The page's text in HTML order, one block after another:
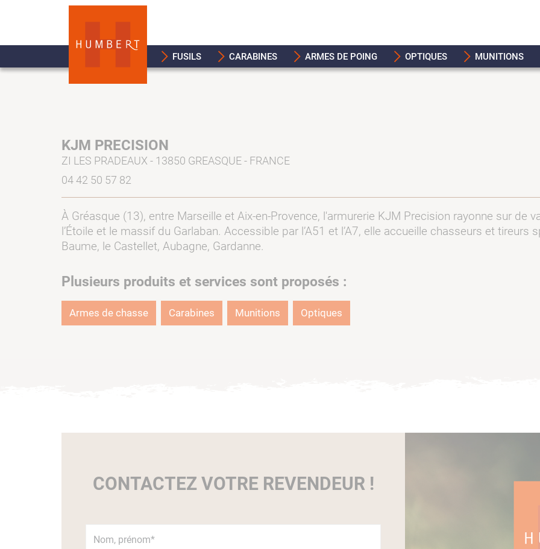
FUSILS CARABINES ARMES DE POING OPTIQUES MUNITIONS
KJM PRECISION
ZI LES PRADEAUX - 13850 GREASQUE - FRANCE
04 42 50 57 82
À Gréasque (13), entre Marseille et Aix-en-Provence, l'armurerie KJM Precision rayonne sur de
l’Étoile et le massif du Garlaban. Accessible par l’A51 et l’A7, elle accueille chasseurs et tireurs
Baume, le Castellet, Aubagne, Gardanne.
Plusieurs produits et services sont proposés :
Armes de chasse Carabines Munitions Optiques
CONTACTEZ VOTRE REVENDEUR !